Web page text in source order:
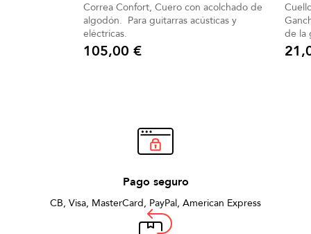
Correa Confort, Cuero con acolchado de
algodón. Para guitarras acústicas y
eléctricas.
Precio
105,00 €
de la
Precio
Pago seguro
CB, Visa, MasterCard, PayPal, American Express